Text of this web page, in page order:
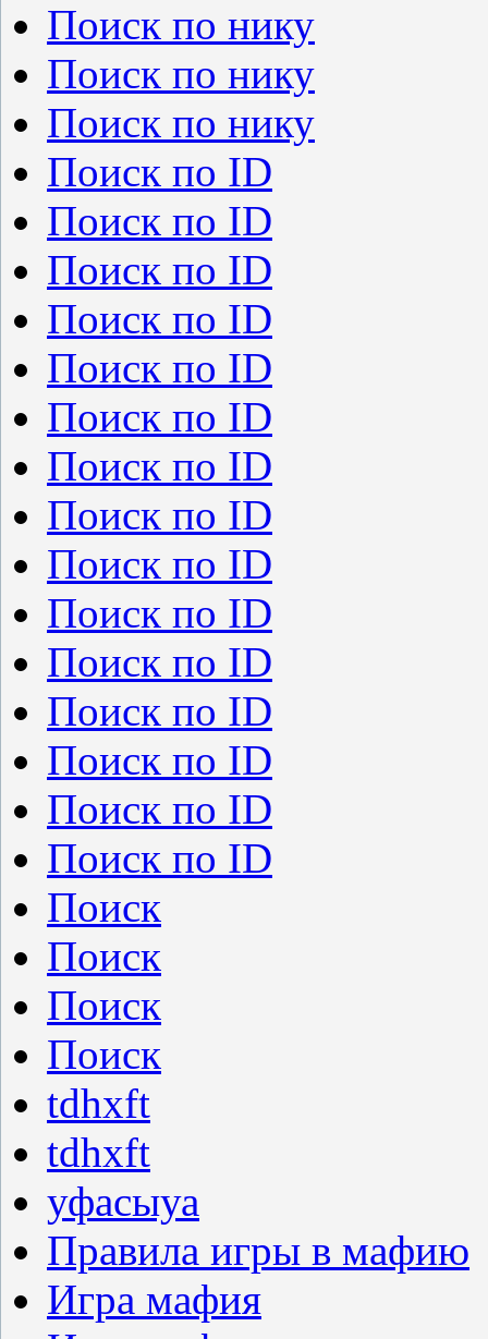
Поиск по нику
Поиск по нику
Поиск по нику
Поиск по ID
Поиск по ID
Поиск по ID
Поиск по ID
Поиск по ID
Поиск по ID
Поиск по ID
Поиск по ID
Поиск по ID
Поиск по ID
Поиск по ID
Поиск по ID
Поиск по ID
Поиск по ID
Поиск по ID
Поиск
Поиск
Поиск
Поиск
tdhxft
tdhxft
уфасыуа
Правила игры в мафию
Игра мафия